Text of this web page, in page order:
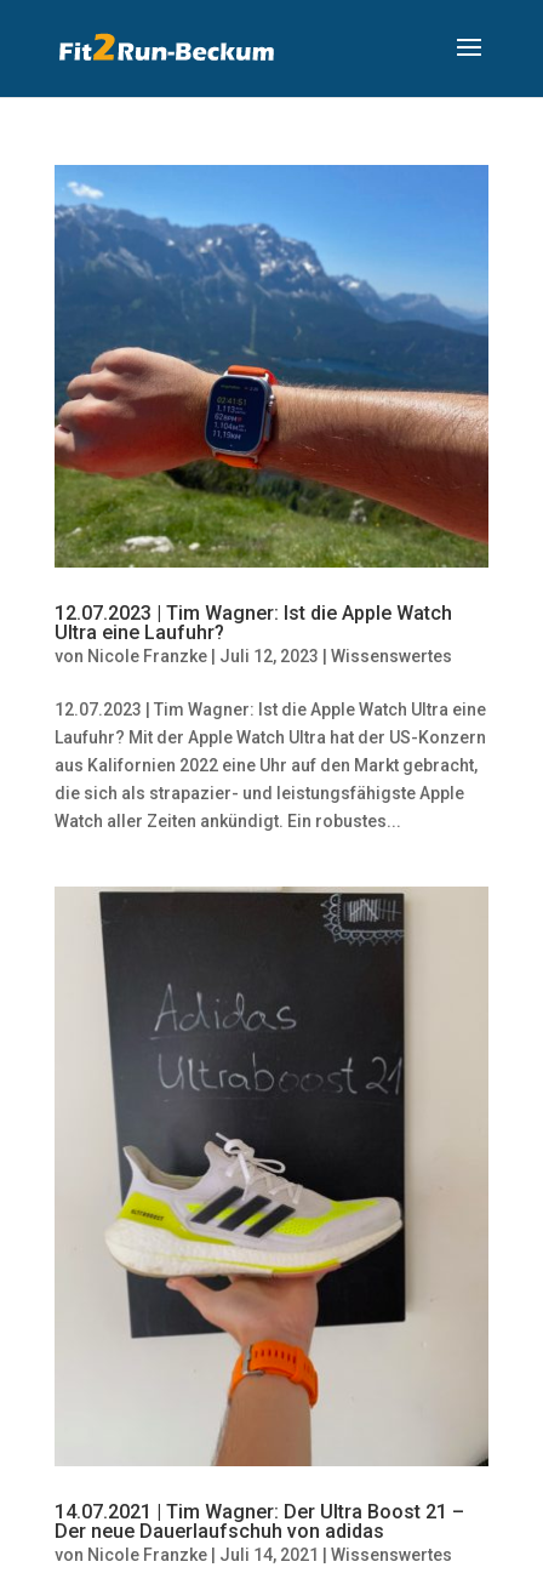
12.07.2023 | Tim Wagner: Ist die Apple Watch
Ultra eine Laufuhr?
von Nicole Franzke| Juli 12, 2023 Wissenswertes
12.07.2023 | Tim Wagner: Ist die Apple Watch Ultra eine
Laufuhr? Mit der Apple Watch Ultra hat der US-Konzern
aus Kalifornien 2022 eine Uhr auf den Markt gebracht,
die sich als strapazier- und leistungsfähigste Apple
Watch aller Zeiten ankündigt. Ein robustes...
14.07.2021 | Tim Wagner: Der Ultra Boost 21 –
Der neue Dauerlaufschuh von adidas
von Nicole Franzke| Juli 14, 2021 Wissenswertes